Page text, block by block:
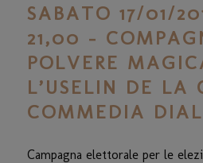
SABATO 17/01/
21,00 –
POLVERE
L’USELIN DE LA
COMMEDIA
Campagna elettorale per le